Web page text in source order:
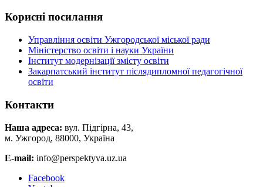
Корисні посилання
Управління освіти Ужгородської міської ради
Міністерство освіти і науки України
Інститут модернізації змісту освіти
Закарпатський інститут післядипломної педагогічної
освіти
Контакти
Наша адреса: вул. Підгірна, 43,
м. Ужгород, 88000, Україна
E-mail: info@perspektyva.uz.ua
Faceboоk